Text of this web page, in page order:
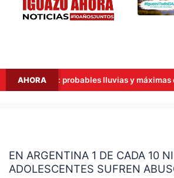
AHORA
semana: probables lluvias y máximas de
EN ARGENTINA 1 DE CADA 10
ADOLESCENTES SUFREN
1
DE